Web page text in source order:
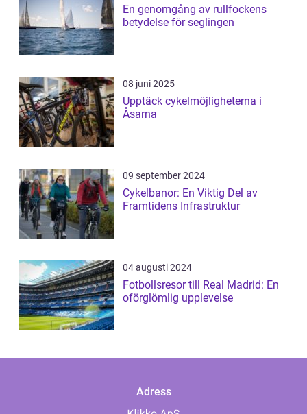
En genomgång av rullfockens
betydelse för seglingen
08 juni 2025
Upptäck cykelmöjligheterna i
Åsarna
09 september 2024
Cykelbanor: En Viktig Del av
Framtidens Infrastruktur
04 augusti 2024
Fotbollsresor till Real Madrid: En
oförglömlig upplevelse
Adress